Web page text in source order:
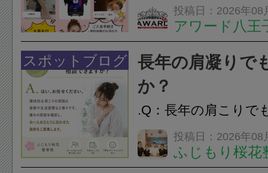
フエステを 思いっ
開催中
投稿日：2026年08
アワード八王
24時間ジム&
脱毛
スポットブログ
長年の肩凝りで
か？
.Q：長年の肩こりで
か？A：はい、お任
性的な肩こりの原因
投稿日：2026年08
ふじもり桜花